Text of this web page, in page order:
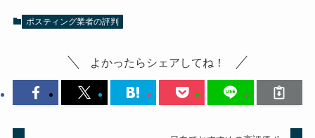
ポスティング業者の評判
よかったらシェアしてね！